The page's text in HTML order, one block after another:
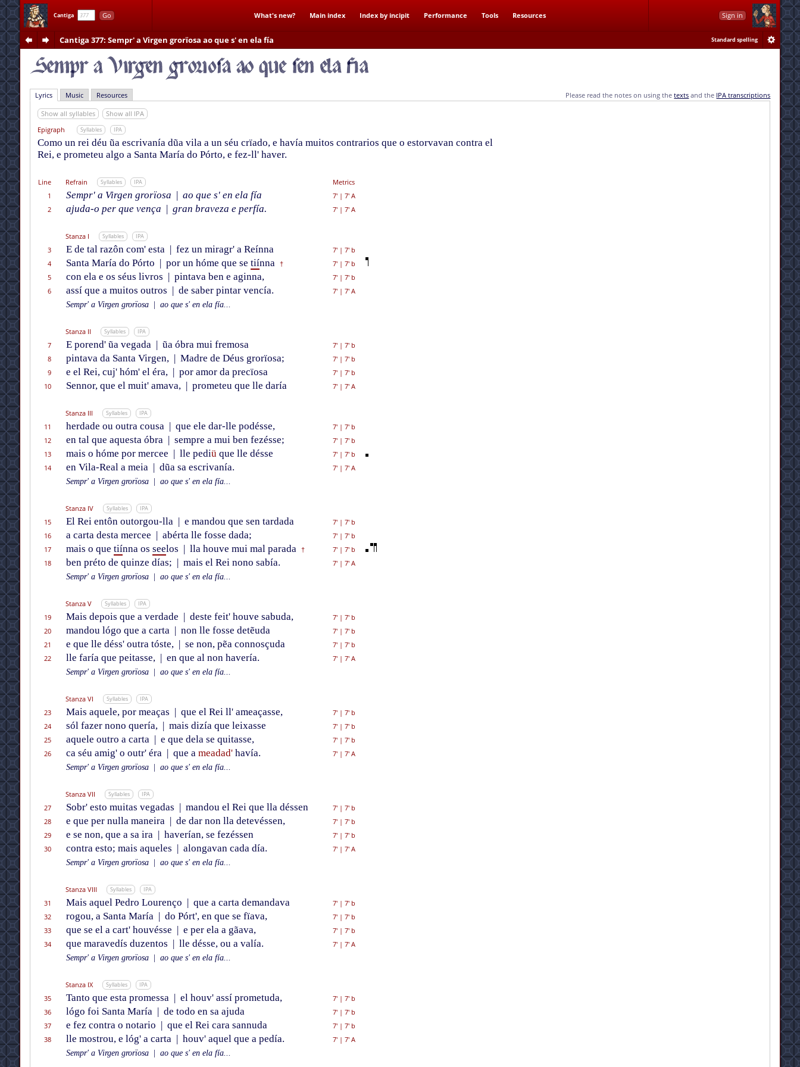
Cantiga Go What's new? Main index Index by incipit Performance Tools Resources Sign in
Cantiga 377: Sempr' a Virgen grorïosa ao que s' en ela fía Standard spelling
Lyrics Music Resources Please read the notes on using thetexts and the IPA transcriptions
Show all syllables
Show all IPA
Epigraph
Syllables IPA
Como un rei déu ũa escrivanía dũa vila a un séu crïado, e havía muitos contrarios que o estorvavan contra el
Rei, e prometeu algo a Santa María do Pórto, e fez-ll' haver.
Line Refrain Syllables IPA
Metrics
1
Sempr' a Virgen grorïosa | ao que s' en ela fía 7'| 7' A
2
ajuda-o per que vença | gran braveza e perfía. 7'| 7' A
Stanza I Syllables IPA
3 E de tal razôn com' esta | fez un miragr' a Reínna 7'| 7' b
4
Santa María do Pórto | por un hóme que se tiínna † 7'| 7' b
5
con ela e os séus livros | pintava ben e aginna, 7'| 7' b
6
assí que a muitos outros | de saber pintar vencía. 7'| 7' A
Sempr' a Virgen grorïosa
ao que s' en ela fía...
Stanza II Syllables IPA
7 E porend' ũa vegada | ũa óbra mui fremosa 7'| 7' b
8
pintava da Santa Virgen, | Madre de Déus grorïosa; 7'| 7' b
9
e el Rei, cuj' hóm' el éra, | por amor da precïosa 7'| 7' b
10
Sennor, que el muit' amava, | prometeu que lle daría 7'| 7' A
Stanza III Syllables IPA
11 herdade ou outra cousa | que ele dar-lle podésse, 7'| 7' b
12
en tal que aquesta óbra | sempre a mui ben fezésse; 7'| 7' b
13
mais o hóme por mercee | lle pediü que lle désse 7'| 7' b
14
en Vila-Real a meia | dũa sa escrivanía. 7'| 7' A
Sempr' a Virgen grorïosa
ao que s' en ela fía...
Stanza IV Syllables IPA
15 El Rei entôn outorgou-lla | e mandou que sen tardada 7'| 7' b
16
a carta desta mercee | abérta lle fosse dada; 7'| 7' b
17
mais o que tiínna os seelos | lla houve mui mal parada † 7'| 7' b
18
ben préto de quinze días; | mais el Rei nono sabía. 7'| 7' A
Sempr' a Virgen grorïosa
ao que s' en ela fía...
Stanza V Syllables IPA
19 Mais depois que a verdade | deste feit' houve sabuda, 7'| 7' b
20
mandou lógo que a carta | non lle fosse detẽuda 7'| 7' b
21
e que lle déss' outra tóste, | se non, pẽa connosçuda 7'| 7' b
22
lle faría que peitasse, | en que al non havería. 7'| 7' A
Sempr' a Virgen grorïosa
ao que s' en ela fía...
Stanza VI Syllables IPA
23 Mais aquele, por meaças | que el Rei ll' ameaçasse, 7'| 7' b
24
sól fazer nono quería, | mais dizía que leixasse 7'| 7' b
25
aquele outro a carta | e que dela se quitasse, 7'| 7' b
26
ca séu amig' o outr' éra | que a meadad'havía. 7'| 7' A
Sempr' a Virgen grorïosa
ao que s' en ela fía...
Stanza VII Syllables IPA
27 Sobr' esto muitas vegadas | mandou el Rei que lla déssen 7'| 7' b
28
e que per nulla maneira | de dar non lla detevéssen, 7'| 7' b
29
e se non, que a sa ira | haverían, se fezéssen 7'| 7' b
30
contra esto; mais aqueles | alongavan cada día. 7'| 7' A
Sempr' a Virgen grorïosa
ao que s' en ela fía...
Stanza VIII Syllables IPA
31 Mais aquel Pedro Lourenço | que a carta demandava 7'| 7' b
32
rogou, a Santa María | do Pórt', en que se fïava, 7'| 7' b
33
que se el a cart' houvésse | e per ela a gãava, 7'| 7' b
34
que maravedís duzentos | lle désse, ou a valía. 7'| 7' A
Sempr' a Virgen grorïosa
ao que s' en ela fía...
Stanza IX Syllables IPA
35 Tanto que esta promessa | el houv' assí prometuda, 7'| 7' b
36
lógo foi Santa María | de todo en sa ajuda 7'| 7' b
37
e fez contra o notario | que el Rei cara sannuda 7'| 7' b
38
lle mostrou, e lóg' a carta | houv' aquel que a pedía. 7'| 7' A
Sempr' a Virgen grorïosa
ao que s' en ela fía...